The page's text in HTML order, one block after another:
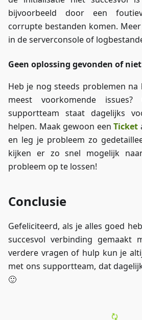
bijvoorbeeld door een
corrupte bestanden komen.
in de serverconsole of
Geen oplossing gevonden of
Heb je nog steeds problemen na
meest voorkomende
supportteam staat dagelijks
helpen. Maak gewoon een Ticket
en leg je probleem zo
kijken er zo snel mogelijk
probleem op te lossen!
Conclusie
Gefeliciteerd, als je alles goed
succesvol verbinding gemaakt
verdere vragen of hulp kun je
met ons supportteam, dat
🙂